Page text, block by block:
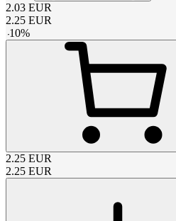
2.03 EUR
2.25 EUR
-10%
2.25 EUR
2.25 EUR